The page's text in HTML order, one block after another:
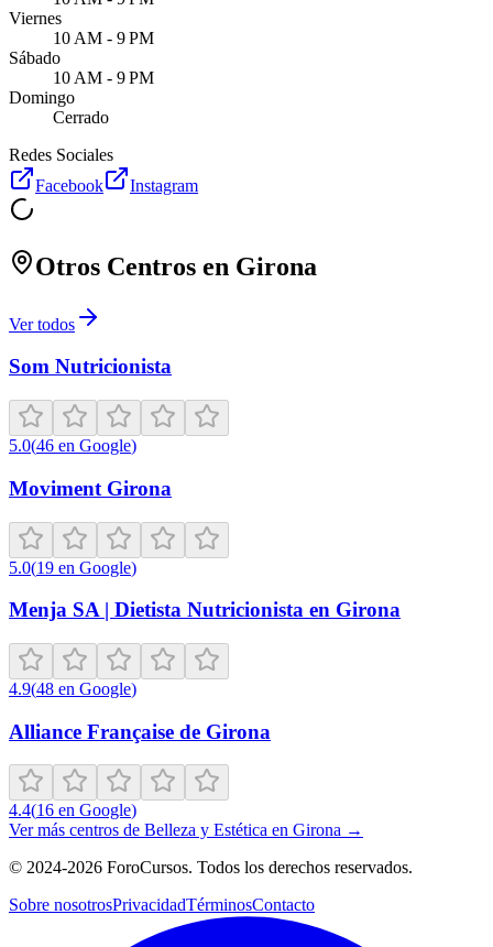
Viernes
10 AM - 9 PM
Sábado
10 AM - 9 PM
Domingo
Cerrado
Redes Sociales
Facebook
Instagram
Otros Centros en Girona
Ver todos
Som Nutricionista
5.0(46 en Google)
Moviment Girona
5.0(19 en Google)
Menja SA | Dietista Nutricionista en Girona
4.9(48 en Google)
Alliance Française de Girona
4.4(16 en Google)
Ver más centros de Belleza y Estética en Girona →
© 2024-2026 ForoCursos. Todos los derechos reservados.
Sobre nosotrosPrivacidadTérminosContacto